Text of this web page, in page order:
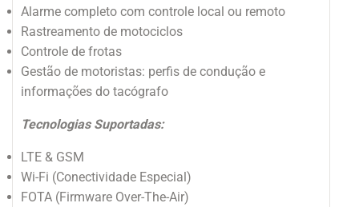
Alarme completo com controle local ou remoto
Rastreamento de motociclos
Controle de frotas
Gestão de motoristas: perfis de condução e
informações do tacógrafo
Tecnologias Suportadas:
LTE & GSM
Wi-Fi (Conectividade Especial)
FOTA (Firmware Over-The-Air)